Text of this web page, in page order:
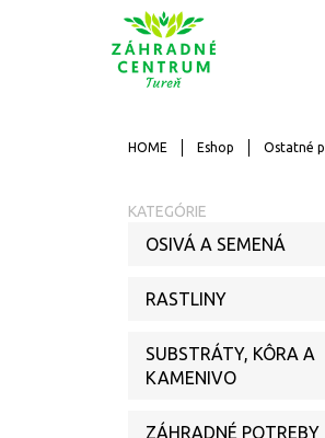
HOME Eshop Ostatné
KATEGÓRIE
OSIVÁ A SEMENÁ
RASTLINY
SUBSTRÁTY, KÔRA A
KAMENIVO
ZÁHRADNÉ POTREBY